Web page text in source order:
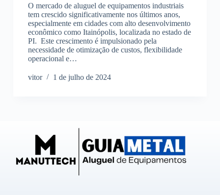
O mercado de aluguel de equipamentos industriais
tem crescido significativamente nos últimos anos,
especialmente em cidades com alto desenvolvimento
econômico como Itainópolis, localizada no estado de
PI. Este crescimento é impulsionado pela
necessidade de otimização de custos, flexibilidade
operacional e…
vitor 1 de julho de 2024